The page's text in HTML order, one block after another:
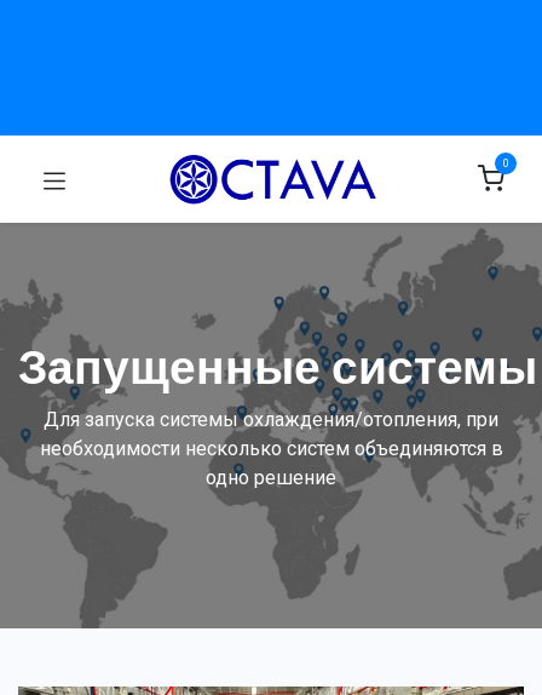
0
Запущенные системы
Для запуска системы охлаждения/отопления, при
необходимости несколько систем объединяются в
одно решение